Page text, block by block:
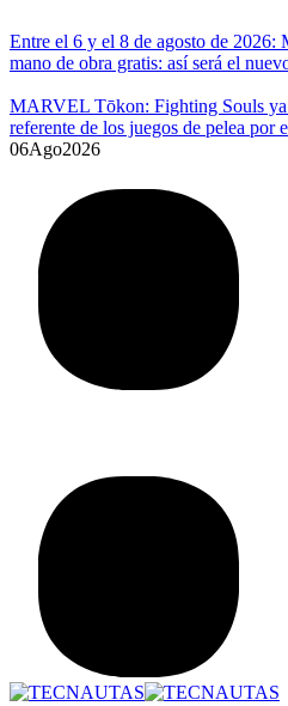
Entre el 6 y el 8 de agosto de 2026:
mano de obra gratis: así será el
MARVEL Tōkon: Fighting Souls ya
referente de los juegos de pelea por
06Ago2026